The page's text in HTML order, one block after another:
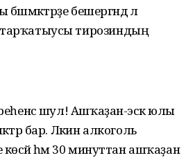
бешергәндә лә
тирозиндың
шул! Ашҡаҙан-эсәк юлы
бар. Ләкин алкоголь
һәм 30 минуттан ашҡаҙан